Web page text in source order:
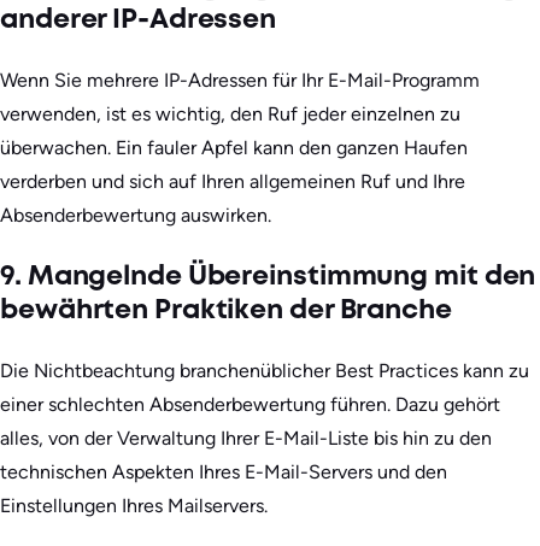
anderer IP-Adressen
Wenn Sie mehrere IP-Adressen für Ihr E-Mail-Programm
verwenden, ist es wichtig, den Ruf jeder einzelnen zu
überwachen. Ein fauler Apfel kann den ganzen Haufen
verderben und sich auf Ihren allgemeinen Ruf und Ihre
Absenderbewertung auswirken.
9. Mangelnde Übereinstimmung mit den
bewährten Praktiken der Branche
Die Nichtbeachtung branchenüblicher Best Practices kann zu
einer schlechten Absenderbewertung führen. Dazu gehört
alles, von der Verwaltung Ihrer E-Mail-Liste bis hin zu den
technischen Aspekten Ihres E-Mail-Servers und den
Einstellungen Ihres Mailservers.